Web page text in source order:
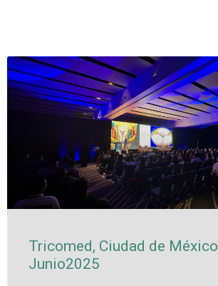
Tricomed, Ciudad de México
Junio2025